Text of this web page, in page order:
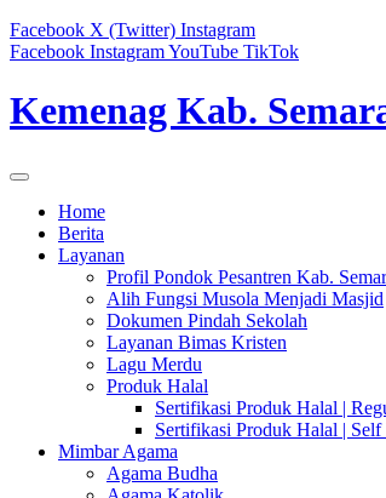
Facebook X (Twitter) Instagram
Facebook InstagramYouTube TikTok
Kemenag Kab.
Home
Berita
Layanan
Profil Pondok Pesantren Kab.
Alih Fungsi Musola Menjadi Masjid
Dokumen Pindah Sekolah
Layanan Bimas Kristen
Lagu Merdu
Produk Halal
Sertifikasi Produk Halal |
Sertifikasi Produk Halal | Self
Mimbar Agama
Agama Budha